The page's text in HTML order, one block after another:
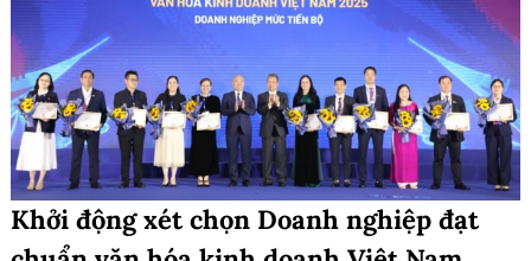
Khởi động xét chọn Doanh nghiệp đạt